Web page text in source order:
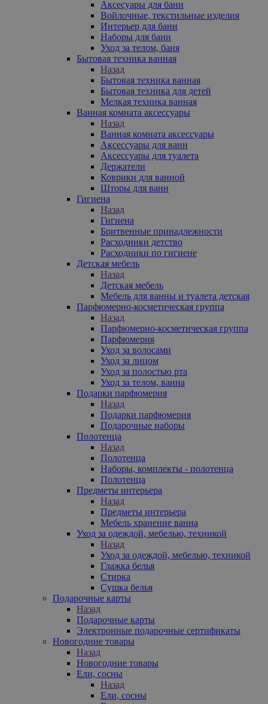
Аксесуары для бани
Войлочные, текстильные изделия
Интерьер для бани
Наборы для бани
Уход за телом, баня
Бытовая техника ванная
Назад
Бытовая техника ванная
Бытовая техника для детей
Мелкая техника ванная
Ванная комната аксессуары
Назад
Ванная комната аксессуары
Аксессуары для ванн
Аксессуары для туалета
Держатели
Коврики для ванной
Шторы для ванн
Гигиена
Назад
Гигиена
Бритвенные принадлежности
Расходники детство
Расходники по гигиене
Детская мебель
Назад
Детская мебель
Мебель для ванны и туалета детская
Парфюмерно-косметическая группа
Назад
Парфюмерно-косметическая группа
Парфюмерия
Уход за волосами
Уход за лицом
Уход за полостью рта
Уход за телом, ванна
Подарки парфюмерия
Назад
Подарки парфюмерия
Подарочные наборы
Полотенца
Назад
Полотенца
Наборы, комплекты - полотенца
Полотенца
Предметы интерьера
Назад
Предметы интерьера
Мебель хранение ванна
Уход за одеждой, мебелью, техникой
Назад
Уход за одеждой, мебелью, техникой
Глажка белья
Стирка
Сушка белья
Подарочные карты
Назад
Подарочные карты
Электронные подарочные сертификаты
Новогодние товары
Назад
Новогодние товары
Ели, сосны
Назад
Ели, сосны